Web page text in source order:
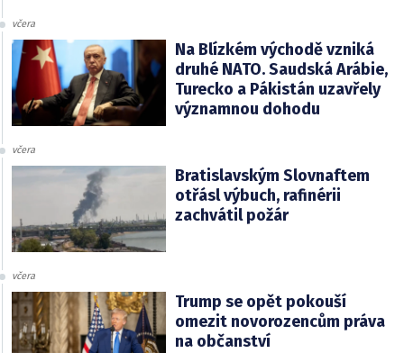
včera
Na Blízkém východě vzniká
druhé NATO. Saudská Arábie,
Turecko a Pákistán uzavřely
významnou dohodu
včera
Bratislavským Slovnaftem
otřásl výbuch, rafinérii
zachvátil požár
včera
Trump se opět pokouší
omezit novorozencům práva
na občanství